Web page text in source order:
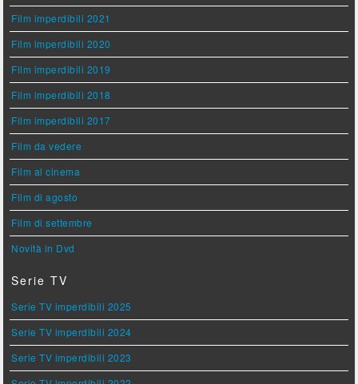
Film imperdibili 2021
Film imperdibili 2020
Film imperdibili 2019
Film imperdibili 2018
Film imperdibili 2017
Film da vedere
Film al cinema
Film di agosto
Film di settembre
Novità in Dvd
Serie TV
Serie TV imperdibili 2025
Serie TV imperdibili 2024
Serie TV imperdibili 2023